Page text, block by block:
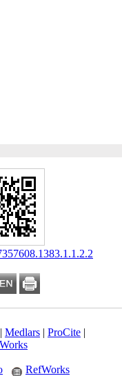
| Medlars | ProCite |
RefWorks